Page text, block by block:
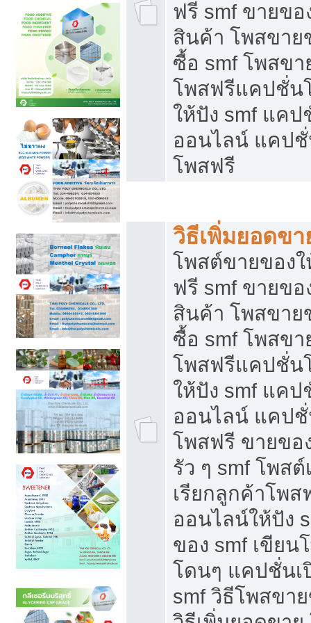
ฟรี smf ขายข
สินค้า โพสขาย
ซื้อ smf โพสข
โพสฟรีแคปชั่น
ให้ปัง smf แค
ออนไลน์ แคป
โพสฟรี
วิธีเพิ่มยอดข
โพสต์ขายของ
ฟรี smf ขายข
สินค้า โพสขาย
ซื้อ smf โพสข
โพสฟรีแคปชั่น
ให้ปัง smf แค
ออนไลน์ แคป
โพสฟรี ขายขอ
รัว ๆ smf โพส
เรียกลูกค้าโพส
ออนไลน์ให้ปัง
ของ smf เขียน
โดนๆ แคปชั่นเ
smf วิธีโพสขา